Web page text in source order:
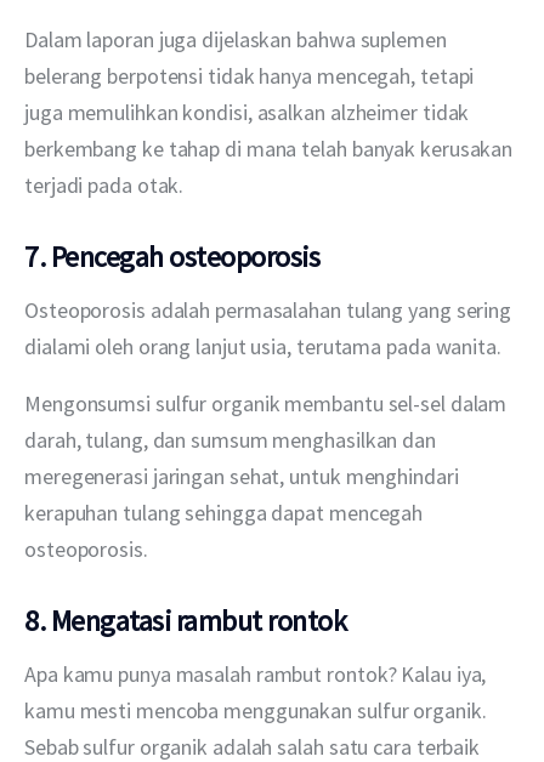
Dalam laporan juga dijelaskan bahwa suplemen
belerang berpotensi tidak hanya mencegah, tetapi
juga memulihkan kondisi, asalkan alzheimer tidak
berkembang ke tahap di mana telah banyak kerusakan
terjadi pada otak.
7. Pencegah osteoporosis
Osteoporosis adalah permasalahan tulang yang sering
dialami oleh orang lanjut usia, terutama pada wanita.
Mengonsumsi sulfur organik membantu sel-sel dalam
darah, tulang, dan sumsum menghasilkan dan
meregenerasi jaringan sehat, untuk menghindari
kerapuhan tulang sehingga dapat mencegah
osteoporosis.
8. Mengatasi rambut rontok
Apa kamu punya masalah rambut rontok? Kalau iya,
kamu mesti mencoba menggunakan sulfur organik.
Sebab sulfur organik adalah salah satu cara terbaik